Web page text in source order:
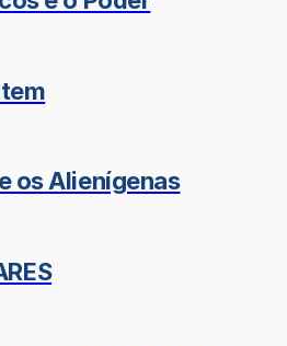
os Alienígenas